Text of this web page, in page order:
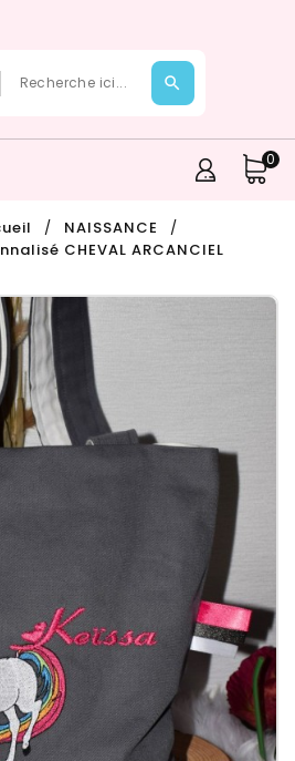
0
NAISSANCE
CHEVAL ARCANCIEL